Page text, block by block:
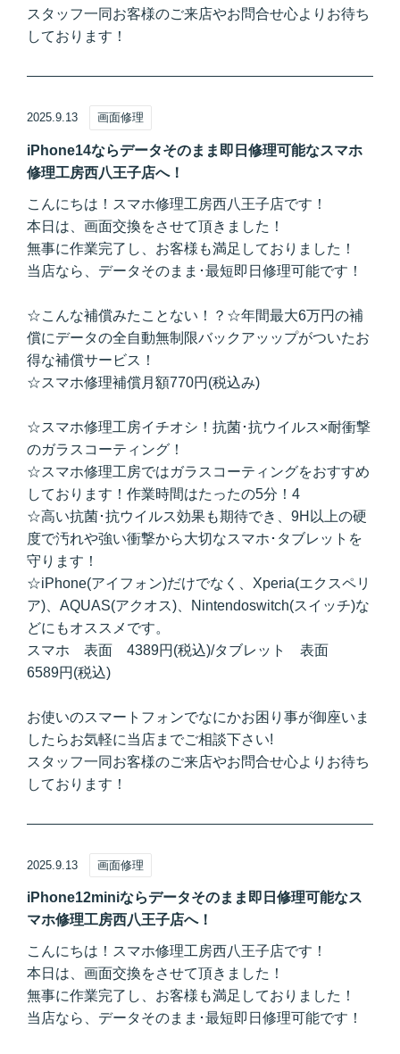
スタッフ一同お客様のご来店やお問合せ心よりお待ち
しております！
2025.9.13 画面修理
iPhone14ならデータそのまま即日修理可能なスマホ
修理工房西八王子店へ！
こんにちは！スマホ修理工房西八王子店です！
本日は、画面交換をさせて頂きました！
無事に作業完了し、お客様も満足しておりました！
当店なら、データそのまま･最短即日修理可能です！
☆こんな補償みたことない！？☆年間最大6万円の補
償にデータの全自動無制限バックアッップがついたお
得な補償サービス！
☆スマホ修理補償月額770円(税込み)
☆スマホ修理工房イチオシ！抗菌･抗ウイルス×耐衝撃
のガラスコーティング！
☆スマホ修理工房ではガラスコーティングをおすすめ
しております！作業時間はたったの5分！4
☆高い抗菌･抗ウイルス効果も期待でき、9H以上の硬
度で汚れや強い衝撃から大切なスマホ･タブレットを
守ります！
☆iPhone(アイフォン)だけでなく、Xperia(エクスペリ
ア)、AQUAS(アクオス)、Nintendoswitch(スイッチ)な
どにもオススメです。
スマホ 表面 4389円(税込)/タブレット 表面
6589円(税込)
お使いのスマートフォンでなにかお困り事が御座いま
したらお気軽に当店までご相談下さい!
スタッフ一同お客様のご来店やお問合せ心よりお待ち
しております！
2025.9.13 画面修理
iPhone12miniならデータそのまま即日修理可能なス
マホ修理工房西八王子店へ！
こんにちは！スマホ修理工房西八王子店です！
本日は、画面交換をさせて頂きました！
無事に作業完了し、お客様も満足しておりました！
当店なら、データそのまま･最短即日修理可能です！